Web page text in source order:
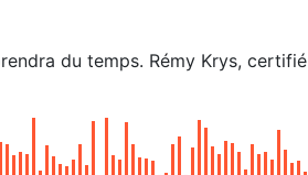
du temps. Rémy Krys, certifié